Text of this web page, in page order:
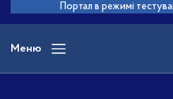
основного
вмісту
Портал в режимі
Меню